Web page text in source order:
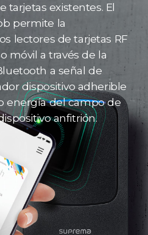
tarjetas existentes. El
permite la
lectores de tarjetas RF
móvil a través de la
a señal de
dispositivo adherible
energía del campo de
anfitrión.